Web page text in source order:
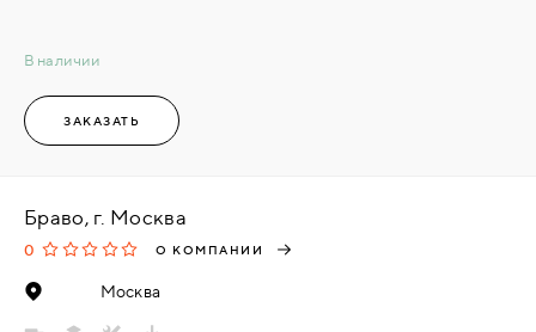
В наличии
ЗАКАЗАТЬ
Браво, г. Москва
0 О КОМПАНИИ
Москва